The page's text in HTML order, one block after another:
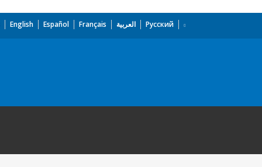
English Español Français العربية Русский